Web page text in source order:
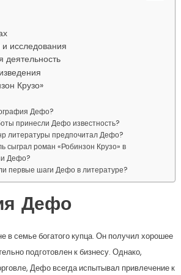
исследования
деятельность
Крузо»
Дефо?
принесли Дефо известность?
литературы предпочитал Дефо?
сыграл роман «Робинзон Крузо» в
Дефо?
первые шаги Дефо в литературе?
Дефо
в семье богатого купца. Он получил хорошее
подготовлен к бизнесу. Однако,
Дефо всегда испытывал привлечение к